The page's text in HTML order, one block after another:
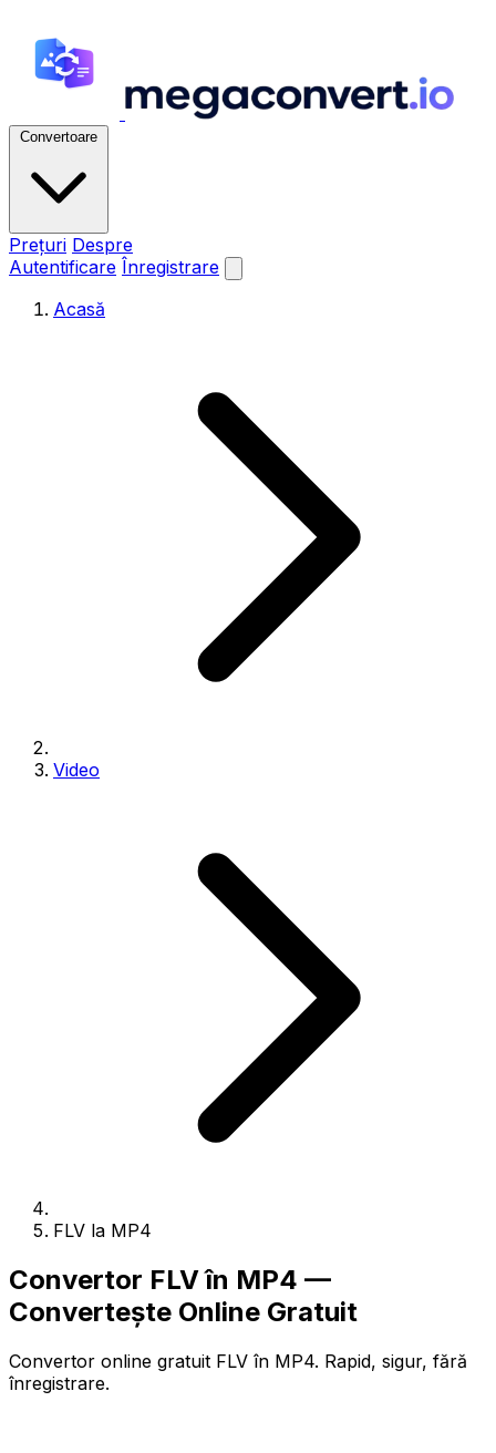
Convertoare
Prețuri Despre
Autentificare Înregistrare
Acasă
Video
FLV la MP4
Convertor FLV în MP4 —
Convertește Online Gratuit
Convertor online gratuit FLV în MP4. Rapid, sigur, fără
înregistrare.